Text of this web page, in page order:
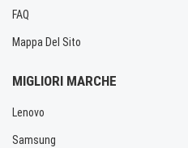
FAQ
Mappa Del Sito
MIGLIORI MARCHE
Lenovo
Samsung